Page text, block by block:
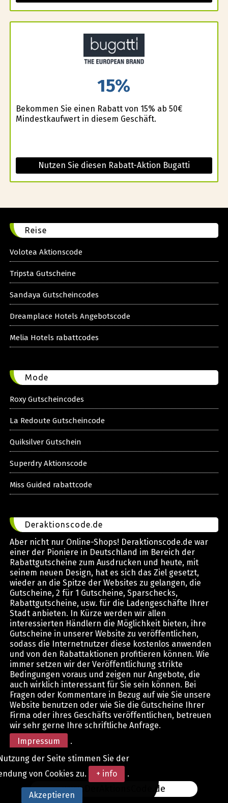
15%
Bekommen Sie einen Rabatt von 15% ab 50€
Mindestkaufwert in diesem Geschäft.
Nutzen Sie diesen Rabatt-Aktion Bugatti
Reise
Volotea Aktionscode
Tripsta Gutscheine
Sandaya Gutscheincodes
Dreamplace Hotels Angebotscode
Melia Hotels rabattcodes
Mode
Roxy Gutscheincodes
La Redoute Gutscheincode
Quiksilver Gutschein
Superdry Aktionscode
Miss Guided rabattcode
Deraktionscode.de
Aber nicht nur Online-Shops! Deraktionscode.de war
einer der Pioniere in Deutschland im Bereich der
Rabattgutscheine zum Ausdrucken und heute, mit
seinem neuen Design, hat es sich das Ziel gesetzt,
wieder an die Spitze der Websites zu gelangen, die
Gutscheine, 2 für 1 Gutscheine, Sparschecks,
Rabattgutscheine, usw. für die Ladengeschäfte Ihrer
Stadt anbieten. In Kürze werden wir allen
interessierten Händlern die Möglichkeit bieten, ihre
Gutscheine in unserer Website zu veröffentlichen,
sodass die Internetnutzer diese kostenlos anwenden
und von den Rabattaktionen profitieren können. Wie
immer setzen wir der Veröffentlichung strikte
Bedingungen voraus und zeigen nur Angebote, die
auch wirklich interessant für Sie sein können. Bei
Fragen oder Kommentare in Bezug auf wie Sie unsere
Website benutzen oder wie Sie die Gutscheine Ihrer
Firma oder ihres Geschäfts veröffentlichen, betreuen
wir sehr gerne Ihre schriftliche Anfrage.
Impressum
.
www.DerAktionsCode.de
der Seite stimmen Sie der
von Cookies zu.
+ info .
Akzeptieren